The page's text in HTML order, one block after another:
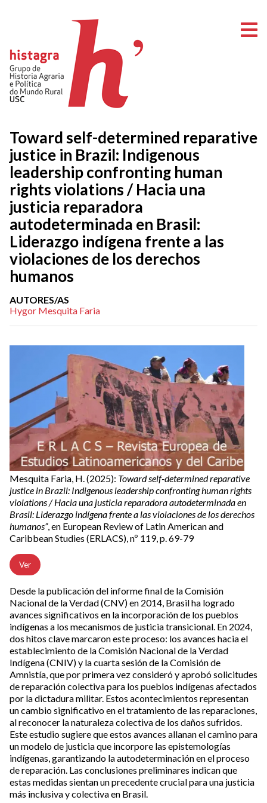
Toward self-determined reparative
justice in Brazil: Indigenous
leadership confronting human
rights violations / Hacia una
justicia reparadora
autodeterminada en Brasil:
Liderazgo indígena frente a las
violaciones de los derechos
humanos
AUTORES/AS
Hygor Mesquita Faria
Mesquita Faria, H. (2025): Toward self-determined reparative
justice in Brazil: Indigenous leadership confronting human rights
violations / Hacia una justicia reparadora autodeterminada en
Brasil: Liderazgo indígena frente a las violaciones de los derechos
humanos”, en European Review of Latin American and
Caribbean Studies (ERLACS), nº 119, p. 69-79
Ver
Desde la publicación del informe final de la Comisión
Nacional de la Verdad (CNV) en 2014, Brasil ha logrado
avances significativos en la incorporación de los pueblos
indígenas a los mecanismos de justicia transicional. En 2024,
dos hitos clave marcaron este proceso: los avances hacia el
establecimiento de la Comisión Nacional de la Verdad
Indígena (CNIV) y la cuarta sesión de la Comisión de
Amnistía, que por primera vez consideró y aprobó solicitudes
de reparación colectiva para los pueblos indígenas afectados
por la dictadura militar. Estos acontecimientos representan
un cambio significativo en el tratamiento de las reparaciones,
al reconocer la naturaleza colectiva de los daños sufridos.
Este estudio sugiere que estos avances allanan el camino para
un modelo de justicia que incorpore las epistemologías
indígenas, garantizando la autodeterminación en el proceso
de reparación. Las conclusiones preliminares indican que
estas medidas sientan un precedente crucial para una justicia
más inclusiva y colectiva en Brasil.